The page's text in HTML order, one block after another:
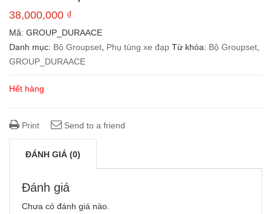
38,000,000 ₫
Mã: GROUP_DURAACE
Danh mục: Bộ Groupset Phụ tùng xe đạp Từ khóa: Bộ Groupset
GROUP_DURAACE
Hết hàng
Print Send to a friend
ĐÁNH GIÁ (0)
Đánh giá
Chưa có đánh giá nào.